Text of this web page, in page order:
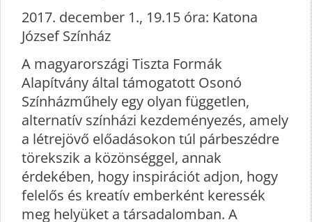
2017. december 1., 19.15 óra: Katona
József Színház
A magyarországi Tiszta Formák
Alapítvány által támogatott Osonó
Színházműhely egy olyan független,
alternatív színházi kezdeményezés, amely
a létrejövő előadásokon túl párbeszédre
törekszik a közönséggel, annak
érdekében, hogy inspirációt adjon, hogy
felelős és kreatív emberként keressék
meg helyüket a társadalomban. A